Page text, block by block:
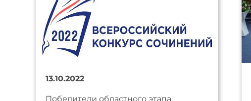
13.10.2022
Победители областного этапа